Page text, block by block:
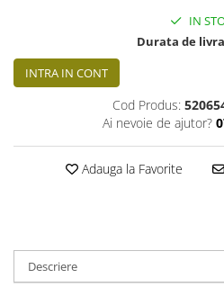
IN
Durata de
INTRA IN CONT
Cod Produs:
Ai nevoie de ajutor?
Adauga la Favorite
Descriere